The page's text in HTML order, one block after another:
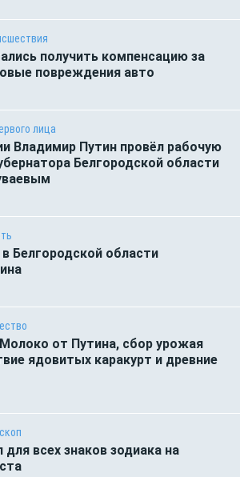
получить компенсацию за
повреждения авто
лица
Владимир Путин провёл рабочую
Белгородской области
Белгородской области
Молоко от Путина, сбор урожая
ядовитых каракурт и древние
всех знаков зодиака на